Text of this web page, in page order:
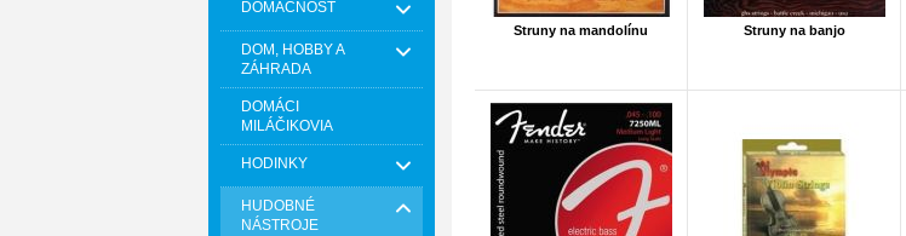
DOMÁCNOSŤ
DOM, HOBBY A
ZÁHRADA
DOMÁCI
MILÁČIKOVIA
HODINKY
HUDOBNÉ
NÁSTROJE
Struny na mandolínu Struny na banjo